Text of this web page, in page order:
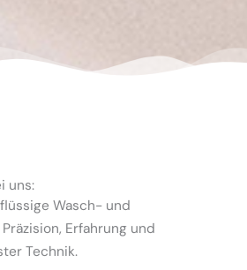
uns:
Wasch- und
Erfahrung und
Technik.